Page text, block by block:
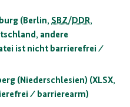
(Berlin, SBZ/ DDR,
andere
ist nicht barrierefrei ⁄
(Niederschlesien) (XLSX,
⁄ barrierearm)